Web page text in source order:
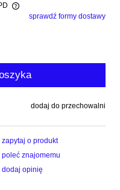
płatności
sprawdź formy dostawy
dodaj do przechowalni
zapytaj o produkt
poleć znajomemu
dodaj opinię